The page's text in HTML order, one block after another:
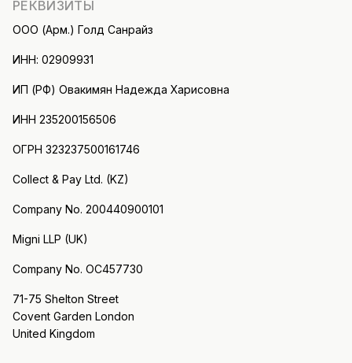
РЕКВИЗИТЫ
ООО (Арм.) Голд Санрайз
ИНН: 02909931
ИП (РФ) Овакимян Надежда Харисовна
ИНН 235200156506
ОГРН 323237500161746
Collect & Pay Ltd. (KZ)
Company No. 200440900101
Migni LLP (UK)
Company No. OC457730
71-75 Shelton Street
Covent Garden London
United Kingdom